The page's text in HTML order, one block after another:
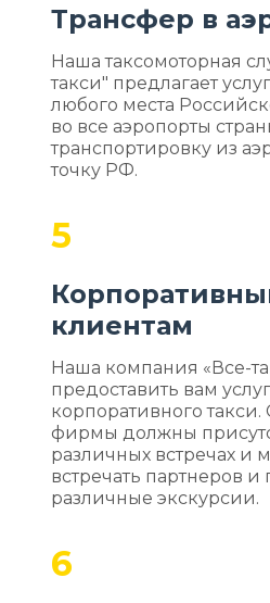
Трансфер в
Наша таксомоторная
такси" предлагает
любого места
во все аэропорты
транспортировку из
точку РФ.
5
клиентам
Наша компания «Все-
предоставить вам
корпоративного
фирмы должны
различных встречах и
встречать партнеров и
различные экскурсии.
6